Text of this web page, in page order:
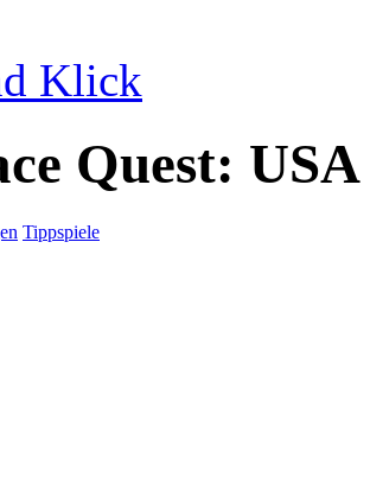
Klick
Quest: USA
Tippspiele